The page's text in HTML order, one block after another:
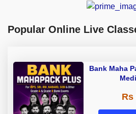
Popular Online Live
Bank Maha
Rs